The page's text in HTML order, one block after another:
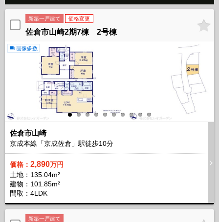
新築一戸建て 価格変更
佐倉市山崎2期7棟 2号棟
画像多数
佐倉市山崎
京成本線「京成佐倉」駅徒歩10分
価格： 2,890万円
土地：135.04m²
建物：101.85m²
間取：4LDK
新築一戸建て